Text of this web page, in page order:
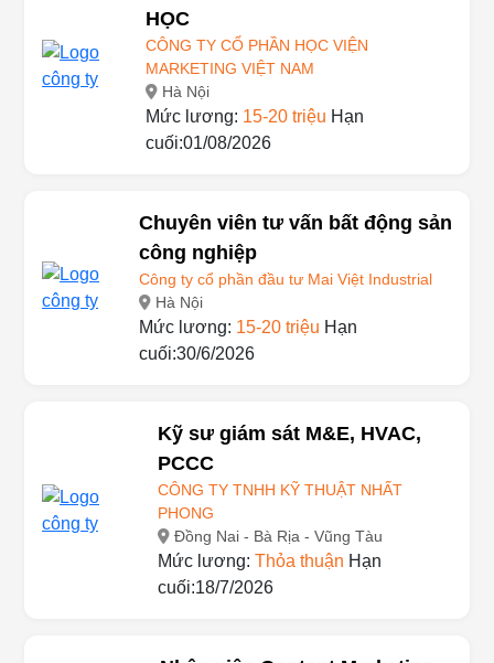
NHÂN VIÊN TELESALES KHÓA
HỌC
CÔNG TY CỔ PHẦN HỌC VIỆN
MARKETING VIỆT NAM
Hà Nội
Mức lương:15-20 triệu
Chuyên viên tư vấn bất động sản
công nghiệp
Công ty cổ phần đầu tư Mai Việt Industrial
Hà Nội
Mức lương:15-20 triệu
Kỹ sư giám sát M&E, HVAC,
PCCC
CÔNG TY TNHH KỸ THUẬT NHẤT
PHONG
Đồng Nai - Bà Rịa - Vũng Tàu
Mức lương:Thỏa thuận